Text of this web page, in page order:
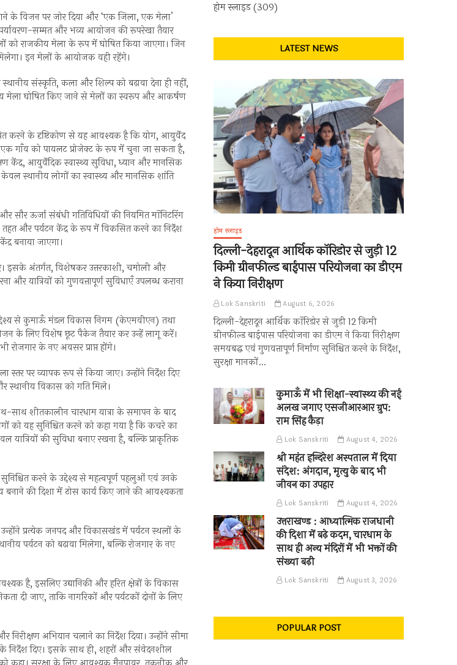
के विज़न पर जोर दिया और ‘एक जिला, एक मेला’
सम्मत और भव्य आयोजन की रूपरेखा तैयार
को राजकीय मेला के रूप में घोषित किया जाएगा। जिन
मिलेगा। इन मेलों के आयोजक वही रहेंगे।
संस्कृति, कला और शिल्प को बढ़ावा देना ही नहीं,
मेला घोषित किए जाने से मेलों का स्वरूप और आकर्षण
करने के दृष्टिकोण से यह आवश्यक है कि योग, आयुर्वेद
गाँव को पायलट प्रोजेक्ट के रूप में चुना जा सकता है,
केंद्र, आयुर्वेदिक स्वास्थ्य सुविधा, ध्यान और मानसिक
केवल स्थानीय लोगों का स्वास्थ्य और मानसिक शांति
सौर ऊर्जा संबंधी गतिविधियों की नियमित मॉनिटरिंग
तहत और पर्यटन केंद्र के रूप में विकसित करने का निर्देश
बनाया जाएगा।
इसके अंतर्गत, विशेषकर उत्तरकाशी, चमोली और
और यात्रियों को गुणवत्तापूर्ण सुविधाएँ उपलब्ध कराना
से कुमाऊँ मंडल विकास निगम (केएमवीएन) तथा
के लिए विशेष छूट पैकेज तैयार कर उन्हें लागू करें।
रोजगार के नए अवसर प्राप्त होंगे।
पर व्यापक रूप से किया जाए। उन्होंने निर्देश दिए
विकास को गति मिले।
साथ शीतकालीन चारधाम यात्रा के समापन के बाद
को यह सुनिश्चित करने को कहा गया है कि कचरे का
की सुविधा बनाए रखना है, बल्कि प्राकृतिक
सुनिश्चित करने के उद्देश्य से महत्वपूर्ण पहलुओं एवं उनके
बनाने की दिशा में ठोस कार्य किए जाने की आवश्यकता
प्रत्येक जनपद और विकासखंड में पर्यटन स्थलों के
पर्यटन को बढ़ावा मिलेगा, बल्कि रोजगार के नए
है, इसलिए उद्यानिकी और हरित क्षेत्रों के विकास
दी जाए, ताकि नागरिकों और पर्यटकों दोनों के लिए
अभियान चलाने का निर्देश दिया। उन्होंने सीमा
के निर्देश दिए। इसके साथ ही, शहरों और संवेदनशील
होम स्लाइड(309)
LATEST NEWS
होम स्लाइड
दिल्ली-देहरादून आर्थिक कॉरिडोर से जुड़ी 12
किमी ग्रीनफील्ड बाईपास परियोजना का डीएम
ने किया निरीक्षण
Lok Sanskriti August 6, 2026
दिल्ली-देहरादून आर्थिक कॉरिडोर से जुड़ी 12 किमी
ग्रीनफील्ड बाईपास परियोजना का डीएम ने किया निरीक्षण
समयबद्ध एवं गुणवत्तापूर्ण निर्माण सुनिश्चित करने के निर्देश,
सुरक्षा मानकों…
कुमाऊँ में भी शिक्षा-स्वास्थ्य की नई
अलख जगाए एसजीआरआर ग्रुप:
राम सिंह कैड़ा
Lok Sanskriti August 4, 2026
श्री महंत इन्दिरेश अस्पताल में दिया
संदेश: अंगदान, मृत्यु के बाद भी
जीवन का उपहार
Lok Sanskriti August 4, 2026
उत्तराखण्ड : आध्यात्मिक राजधानी
की दिशा में बढ़े कदम, चारधाम के
साथ ही अन्य मंदिरों में भी भक्तों की
संख्या बढ़ी
Lok Sanskriti August 3, 2026
POPULAR POST